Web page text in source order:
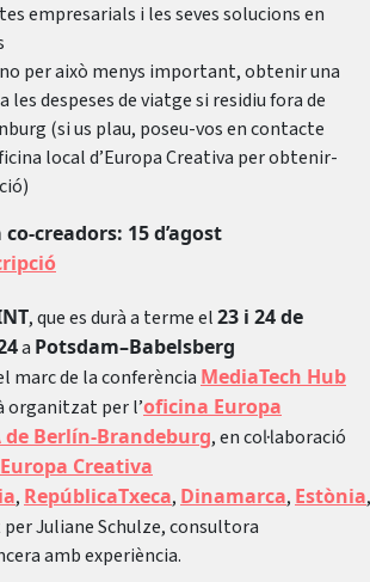
empresarials i les seves solucions en
per això menys important, obtenir una
les despeses de viatge si residiu fora de
(si us plau, poseu-vos en contacte
local d’Europa Creativa per obtenir-
creadors: 15 d’agost
, que es durà a terme el23 i 24 de
a Potsdam–Babelsberg
marc de la conferència MediaTech Hub
organitzat per l’oficina Europa
de Berlín-Brandeburg, en col·laboració
Creativa
, RepúblicaTxeca, Dinamarca, Estònia
Juliane Schulze, consultora
amb experiència.